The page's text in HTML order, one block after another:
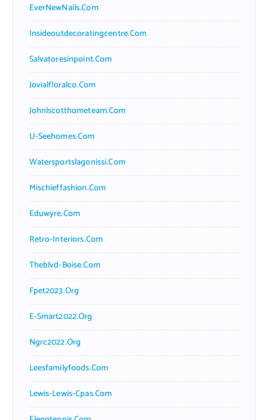
EverNewNails.com
Insideoutdecoratingcentre.com
Salvatoresinpoint.com
Jovialfloralco.com
Johnlscotthometeam.com
U-Seehomes.com
Watersportslagonissi.com
Mischieffashion.com
Eduwyre.com
Retro-Interiors.com
Theblvd-Boise.com
Fpet2023.org
E-Smart2022.org
Ngrc2022.org
Leesfamilyfoods.com
Lewis-Lewis-Cpas.com